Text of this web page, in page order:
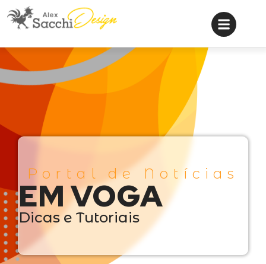
Portal de Notícias
EM VOGA
Dicas e Tutoriais